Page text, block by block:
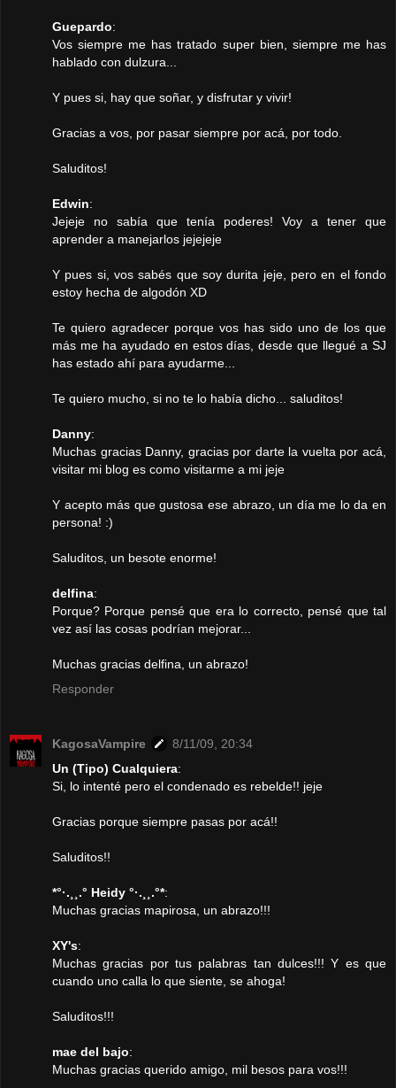
Guepardo:
Vos siempre me has tratado super bien, siempre me has
hablado con dulzura...
Y pues si, hay que soñar, y disfrutar y vivir!
Gracias a vos, por pasar siempre por acá, por todo.
Saluditos!
Edwin:
Jejeje no sabía que tenía poderes! Voy a tener que
aprender a manejarlos jejejeje
Y pues si, vos sabés que soy durita jeje, pero en el fondo
estoy hecha de algodón XD
Te quiero agradecer porque vos has sido uno de los que
más me ha ayudado en estos días, desde que llegué a SJ
has estado ahí para ayudarme...
Te quiero mucho, si no te lo había dicho... saluditos!
Danny:
Muchas gracias Danny, gracias por darte la vuelta por acá,
visitar mi blog es como visitarme a mi jeje
Y acepto más que gustosa ese abrazo, un día me lo da en
persona! :)
Saluditos, un besote enorme!
delfina:
Porque? Porque pensé que era lo correcto, pensé que tal
vez así las cosas podrían mejorar...
Muchas gracias delfina, un abrazo!
Responder
KagosaVampire
8/11/09, 20:34
Un (Tipo) Cualquiera:
Si, lo intenté pero el condenado es rebelde!! jeje
Gracias porque siempre pasas por acá!!
Saluditos!!
*°·.¸¸.° Heidy °·.¸¸.°*:
Muchas gracias mapirosa, un abrazo!!!
XY's:
Muchas gracias por tus palabras tan dulces!!! Y es que
cuando uno calla lo que siente, se ahoga!
Saluditos!!!
mae del bajo:
Muchas gracias querido amigo, mil besos para vos!!!